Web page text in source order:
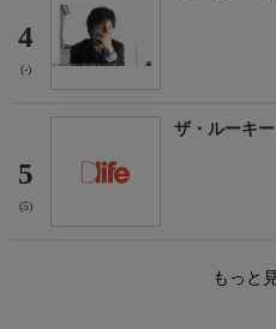
4
(-)
5
(5)
ザ・ルーキ
もっと